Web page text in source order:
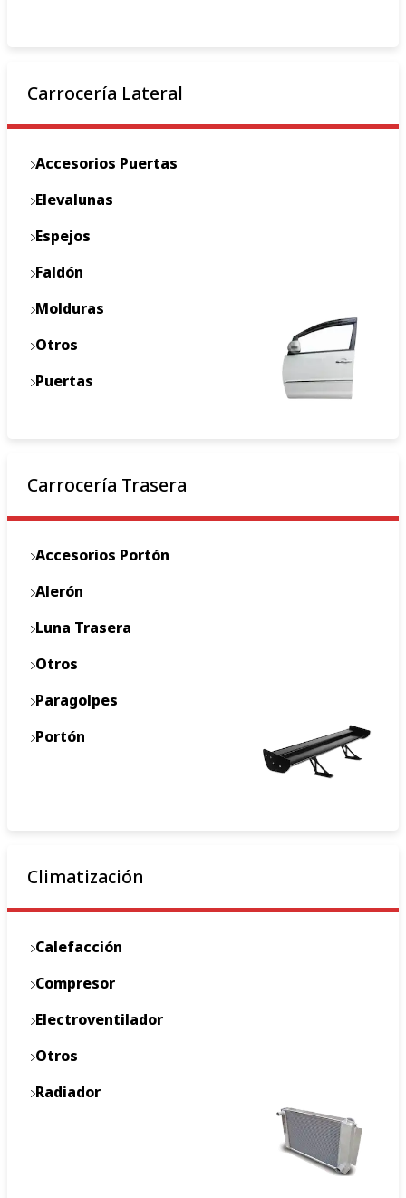
Carrocería Lateral
Accesorios Puertas
Elevalunas
Espejos
Faldón
Molduras
Otros
Puertas
Carrocería Trasera
Accesorios Portón
Alerón
Luna Trasera
Otros
Paragolpes
Portón
Climatización
Calefacción
Compresor
Electroventilador
Otros
Radiador